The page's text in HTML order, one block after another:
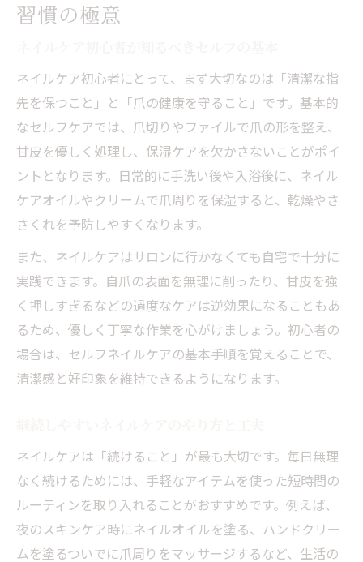
習慣の極意
ネイルケア初心者にとって、まず大切なのは「清潔な指
先を保つこと」と「爪の健康を守ること」です。基本的
なセルフケアでは、爪切りやファイルで爪の形を整え、
甘皮を優しく処理し、保湿ケアを欠かさないことがポイ
ントとなります。日常的に手洗い後や入浴後に、ネイル
ケアオイルやクリームで爪周りを保湿すると、乾燥やさ
さくれを予防しやすくなります。
また、ネイルケアはサロンに行かなくても自宅で十分に
実践できます。自爪の表面を無理に削ったり、甘皮を強
く押しすぎるなどの過度なケアは逆効果になることもあ
るため、優しく丁寧な作業を心がけましょう。初心者の
場合は、セルフネイルケアの基本手順を覚えることで、
清潔感と好印象を維持できるようになります。
ネイルケアは「続けること」が最も大切です。毎日無理
なく続けるためには、手軽なアイテムを使った短時間の
ルーティンを取り入れることがおすすめです。例えば、
夜のスキンケア時にネイルオイルを塗る、ハンドクリー
ムを塗るついでに爪周りをマッサージするなど、生活の